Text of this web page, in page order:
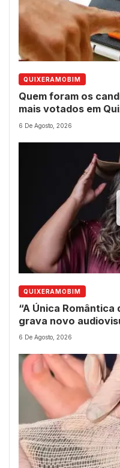
QUIXERAMOBIM
Quem foram os
mais votados em
de 2022?
6 De Agosto, 2026
QUIXERAMOBIM
“A Única
grava novo
6 De Agosto, 2026